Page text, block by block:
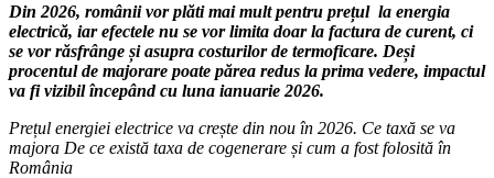
Din 2026, românii vor plăti mai mult pentru prețul la energia
electrică, iar efectele nu se vor limita doar la factura de curent, ci
se vor răsfrânge și asupra costurilor de termoficare. Deși
procentul de majorare poate părea redus la prima vedere, impactul
va fi vizibil începând cu luna ianuarie 2026.
Prețul energiei electrice va crește din nou în 2026. Ce taxă se va
majora De ce există taxa de cogenerare și cum a fost folosită în
România